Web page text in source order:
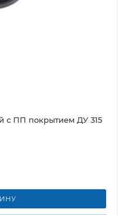
c ПП покрытием ДУ 315